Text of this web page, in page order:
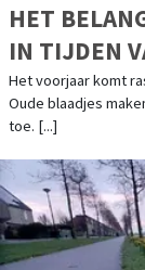
HET
IN TIJDEN
Het voorjaar komt
Oude blaadjes
toe. [...]